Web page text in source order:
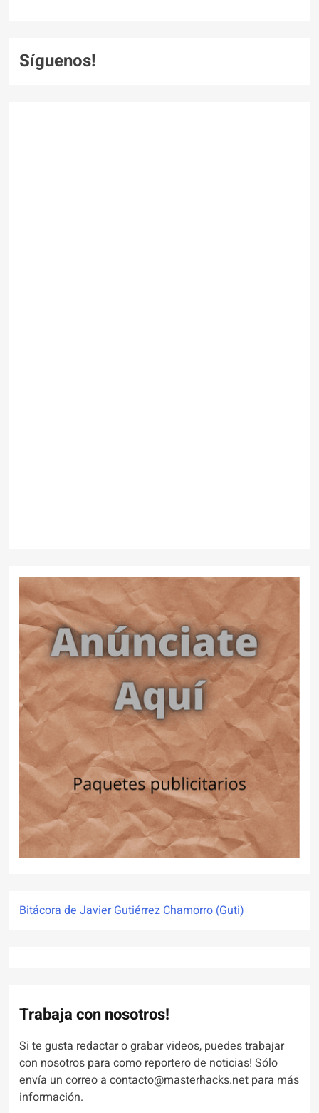
Síguenos!
Bitácora de Javier Gutiérrez Chamorro (Guti)
Trabaja con nosotros!
Si te gusta redactar o grabar videos, puedes trabajar
con nosotros para como reportero de noticias! Sólo
envía un correo a contacto@masterhacks.net para más
información.